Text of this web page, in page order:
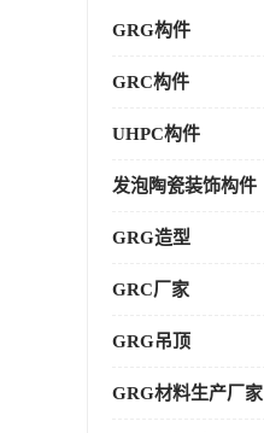
GRG构件
GRC构件
UHPC构件
发泡陶瓷装饰构件
GRG造型
GRC厂家
GRG吊顶
GRG材料生产厂家